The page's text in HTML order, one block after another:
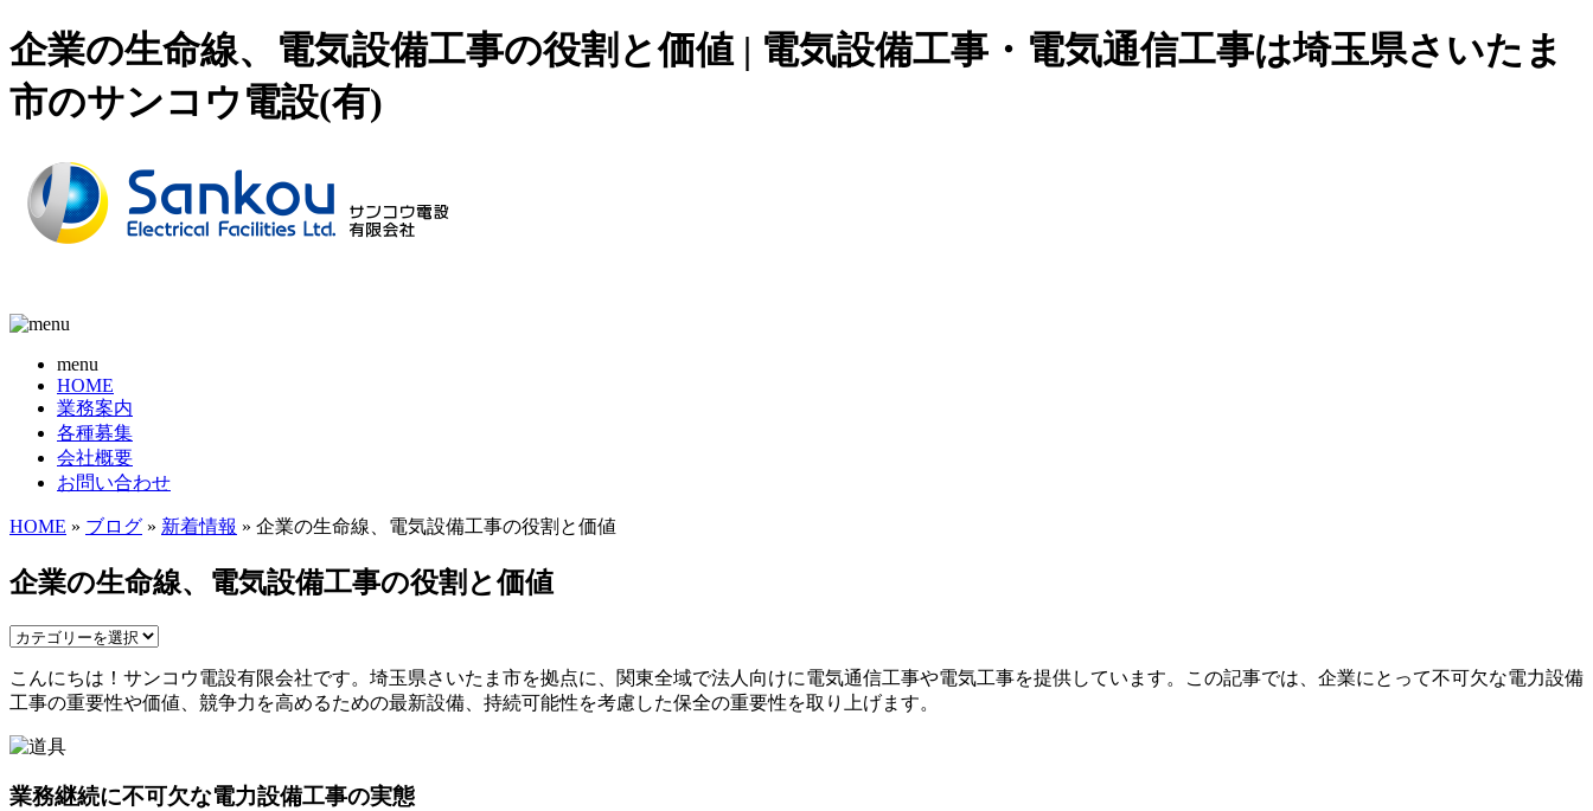
企業の生命線、電気設備工事の役割と価値 | 電気設備工事・電気通信工事は埼玉県さいたま
市のサンコウ電設(有)
menu
HOME
業務案内
各種募集
会社概要
お問い合わせ
HOME » ブログ » 新着情報 » 企業の生命線、電気設備工事の役割と価値
企業の生命線、電気設備工事の役割と価値
こんにちは！サンコウ電設有限会社です。埼玉県さいたま市を拠点に、関東全域で法人向けに電気通信工事や電気工事を提供しています。この記事では、企業にとって不可欠な電力設備
工事の重要性や価値、競争力を高めるための最新設備、持続可能性を考慮した保全の重要性を取り上げます。
業務継続に不可欠な電力設備工事の実態